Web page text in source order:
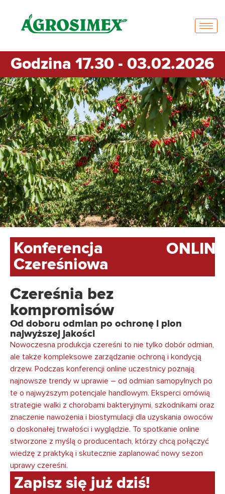
Godzina 17.30 - 03.02.2026
Konferencja
Czereśniowa
Czereśnia bez
kompromisów
Od doboru odmian po ochronę i plon
najwyższej jakości
Nowoczesna produkcja czereśni to nie tylko dobór odmian,
ale także kompleksowe zarządzanie ochroną i kondycją
drzew. Podczas konferencji online uczestnicy poznają
najnowsze trendy w uprawie – od odmian samopylnych po
te o najwyższym potencjale handlowym. Eksperci omówią
strategie walki z chorobami bakteryjnymi, szkodnikami oraz
znaczenie nawożenia i biostymulacji dla uzyskania owoców
o doskonałej trwałości i wyglądzie. To spotkanie online
stworzone z myślą o producentach, którzy chcą połączyć
wiedzę z praktyką i skutecznie zaplanować nowy sezon
uprawy czereśni.
Zapisz się już dziś!